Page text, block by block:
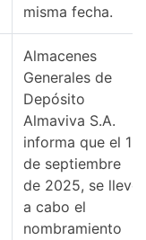
misma fecha.
Almacenes
Generales de
Depósito
Almaviva S.A.
informa que el 1
de septiembre
de 2025, se llevó
a cabo el
nombramiento